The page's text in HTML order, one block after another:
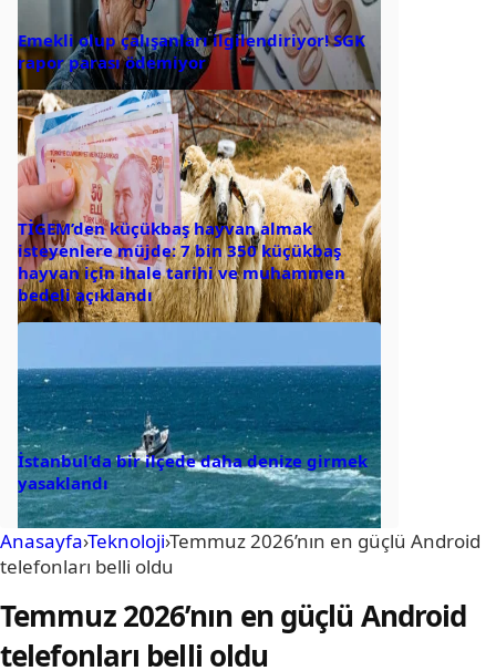
Emekli olup çalışanları ilgilendiriyor! SGK
rapor parası ödemiyor
TİGEM’den küçükbaş hayvan almak
isteyenlere müjde: 7 bin 350 küçükbaş
hayvan için ihale tarihi ve muhammen
bedeli açıklandı
İstanbul’da bir ilçede daha denize girmek
yasaklandı
Anasayfa›Teknoloji›Temmuz 2026’nın en güçlü Android
telefonları belli oldu
Temmuz 2026’nın en güçlü Android
telefonları belli oldu